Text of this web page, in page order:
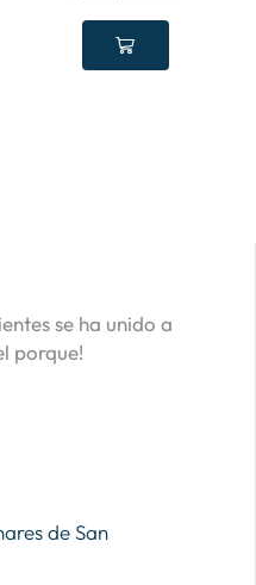
se ha unido a
porque!
de San